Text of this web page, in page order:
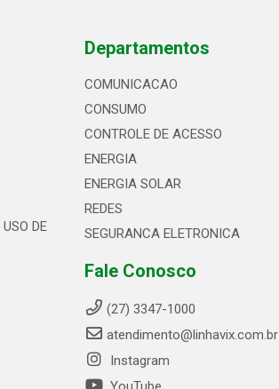
DE
Departamentos
COMUNICACAO
CONSUMO
CONTROLE DE ACESSO
ENERGIA
ENERGIA SOLAR
REDES
SEGURANCA ELETRONICA
Fale Conosco
(27) 3347-1000
atendimento@linhavix.com.br
Instagram